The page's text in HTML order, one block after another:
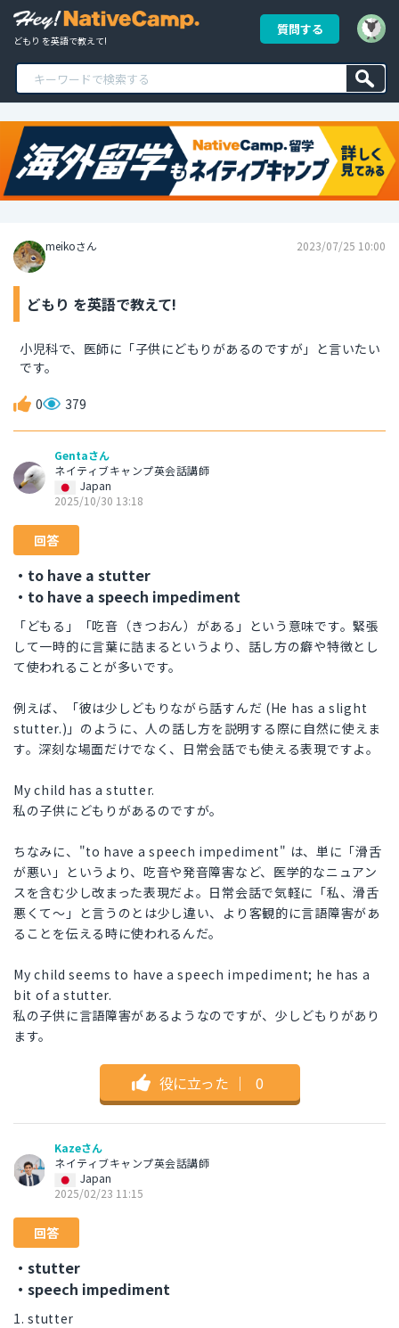
どもり を英語で教えて!
質問する
meikoさん 2023/07/25 10:00
どもり を英語で教えて!
小児科で、医師に「子供にどもりがあるのですが」と言いたい
です。
0 379
Gentaさん
ネイティブキャンプ英会話講師
Japan
2025/10/30 13:18
回答
・to have a stutter
・to have a speech impediment
「どもる」「吃音（きつおん）がある」という意味です。緊張
して一時的に言葉に詰まるというより、話し方の癖や特徴とし
て使われることが多いです。
例えば、「彼は少しどもりながら話すんだ (He has a slight
stutter.)」のように、人の話し方を説明する際に自然に使えま
す。深刻な場面だけでなく、日常会話でも使える表現ですよ。
My child has a stutter.
私の子供にどもりがあるのですが。
ちなみに、"to have a speech impediment" は、単に「滑舌
が悪い」というより、吃音や発音障害など、医学的なニュアン
スを含む少し改まった表現だよ。日常会話で気軽に「私、滑舌
悪くて〜」と言うのとは少し違い、より客観的に言語障害があ
ることを伝える時に使われるんだ。
My child seems to have a speech impediment; he has a
bit of a stutter.
私の子供に言語障害があるようなのですが、少しどもりがあり
ます。
役に立った ｜ 0
Kazeさん
ネイティブキャンプ英会話講師
Japan
2025/02/23 11:15
回答
・stutter
・speech impediment
1. stutter